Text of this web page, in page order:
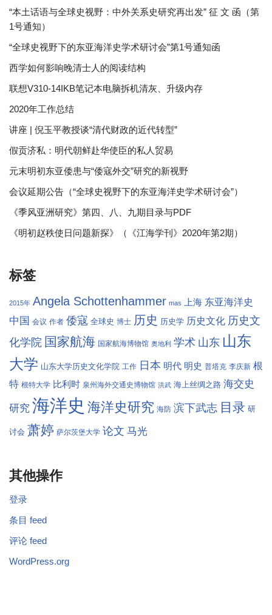
“本土话语与全球史视野：中外关系史研究再出发” 征 文 函（第
1号通知）
“全球史视野下的东亚海洋史学术研讨会”第1号通知函
西学如何影响晚清士人的阅读结构
联想V310-14IKB笔记本电脑拆机清灰、升级内存
2020年工作总结
讲座 | 倪玉平教授谈“清代财政的近代转型”
假贡济私：明代朝鲜赴华使臣的私人贸易
元末明初东亚倭患与“倭寇外交”研究的新视野
会议延期公告（“全球史视野下的东亚海洋史学术研讨会”）
《季风亚洲研究》第四、八、九期目录与PDF
《明初赵秩使日问题新探》（《江海学刊》2020年第2期）
标签
2015年 Angela Schottenhammer mas 上海 东亚海洋史
中国 会议 作者 倭寇 全球史 博士 历史 历史学 历史文化 历史文
化学院 国家航海 国家航海博物馆 奥地利 学术 山东 山东
大学 山东大学历史文化学院 工作 日本 明代 明史 普塔克 李庆新 根
特 根特大学 比利时 泉州海外交通史博物馆 洪武 海上丝绸之路 海交史
研究 海洋史 海洋史研究 海防 滨下武志 目录 研
讨会 萧婷 萨尔茨堡大学 论文 马光
其他操作
登录
条目 feed
评论 feed
WordPress.org